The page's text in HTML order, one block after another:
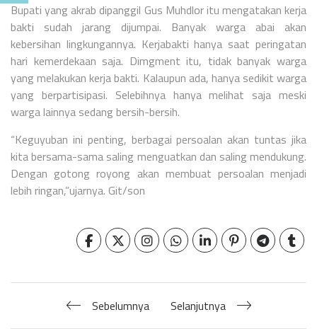
Bupati yang akrab dipanggil Gus Muhdlor itu mengatakan kerja
bakti sudah jarang dijumpai. Banyak warga abai akan
kebersihan lingkungannya. Kerjabakti hanya saat peringatan
hari kemerdekaan saja. Dimgment itu, tidak banyak warga
yang melakukan kerja bakti. Kalaupun ada, hanya sedikit warga
yang berpartisipasi. Selebihnya hanya melihat saja meski
warga lainnya sedang bersih-bersih.
“Keguyuban ini penting, berbagai persoalan akan tuntas jika
kita bersama-sama saling menguatkan dan saling mendukung.
Dengan gotong royong akan membuat persoalan menjadi
lebih ringan,”ujarnya. Git/son
Sebelumnya Selanjutnya